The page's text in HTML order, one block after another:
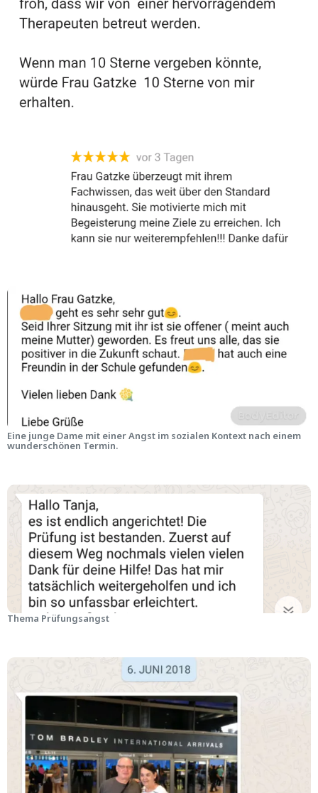
Eine junge Dame mit einer Angst im sozialen Kontext nach einem
wunderschönen Termin.
Thema Prüfungsangst